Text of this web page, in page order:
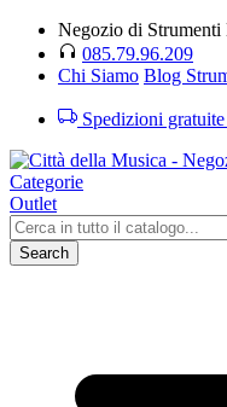
Negozio di
085.79.96.209
Chi Siamo Blog
Spedizioni
Categorie
Outlet
Search